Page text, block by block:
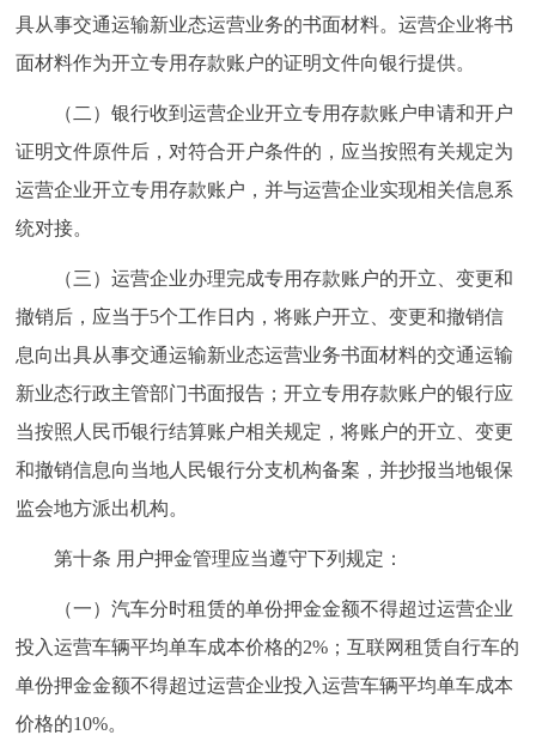
具从事交通运输新业态运营业务的书面材料。运营企业将书
面材料作为开立专用存款账户的证明文件向银行提供。
（二）银行收到运营企业开立专用存款账户申请和开户
证明文件原件后，对符合开户条件的，应当按照有关规定为
运营企业开立专用存款账户，并与运营企业实现相关信息系
统对接。
（三）运营企业办理完成专用存款账户的开立、变更和
撤销后，应当于5个工作日内，将账户开立、变更和撤销信
息向出具从事交通运输新业态运营业务书面材料的交通运输
新业态行政主管部门书面报告；开立专用存款账户的银行应
当按照人民币银行结算账户相关规定，将账户的开立、变更
和撤销信息向当地人民银行分支机构备案，并抄报当地银保
监会地方派出机构。
第十条 用户押金管理应当遵守下列规定：
（一）汽车分时租赁的单份押金金额不得超过运营企业
投入运营车辆平均单车成本价格的2%；互联网租赁自行车的
单份押金金额不得超过运营企业投入运营车辆平均单车成本
价格的10%。